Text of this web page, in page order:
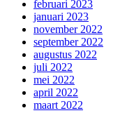
februari 2023
januari 2023
november 2022
september 2022
augustus 2022
juli 2022
mei 2022
april 2022
maart 2022